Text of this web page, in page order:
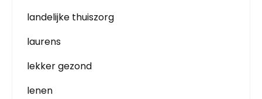
landelijke thuiszorg
laurens
lekker gezond
lenen